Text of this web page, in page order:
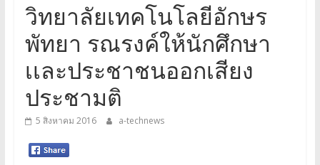
วิทยาลัยเทคโนโลยีอักษร
พัทยา รณรงค์ให้นักศึกษา
เเละประชาชนออกเสียง
ประชามติ
5 สิงหาคม 2016 a-technews